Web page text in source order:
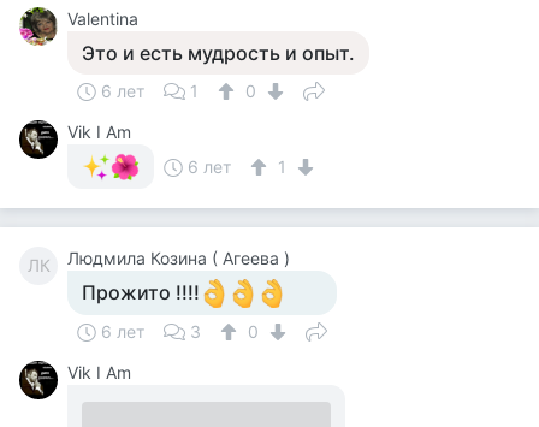
Valentina
Это и есть мудрость и опыт.
6 лет 1
0
Vik I Am
6 лет
1
ЛК Людмила Козина ( Агеева )
Прожито !!!!
6 лет 3
0
Vik I Am